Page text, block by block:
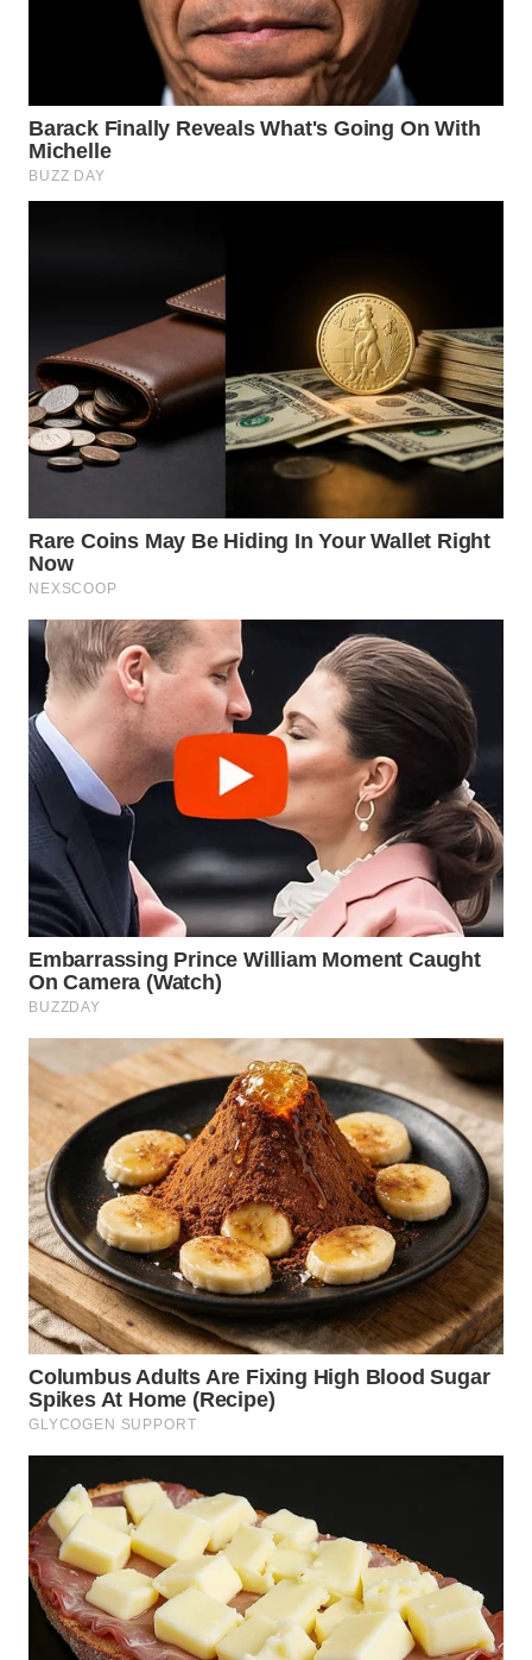
WN
BORNEO
Wahana
WAHANA
TANI
WAHANA
INFRASTRUKTUR
WAHANA
KONSUMEN
WAHANA
LISTRIK
WAHANA
TRAVEL
WAHANA
TV
WAHANANEWS
WAHANANEWS
CO ID
WAHANANEWS
NET
WAHANA
SPORT
WAHANA
UMKM
WAHANA
PERSONA
WAHANA
OTOMOTIF